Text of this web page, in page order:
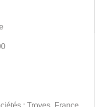
: Troyes, France